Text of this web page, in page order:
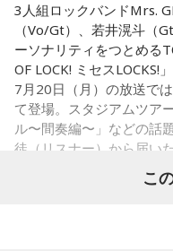
3人組ロックバンドMrs.
（Vo/Gt）、若井滉斗（
ーソナリティをつとめる
OF LOCK! ミセスLOCKS!
7月20日（月）の放送で
て登場。スタジアムツア
ル〜間奏編〜」などの話
徒（リスナー）から届い
こ